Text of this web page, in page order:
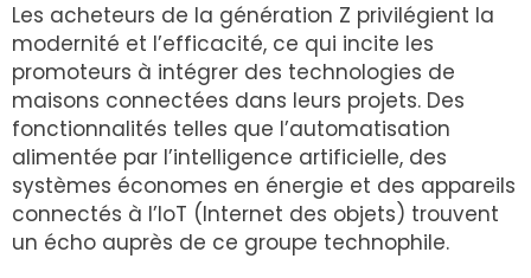
Les acheteurs de la génération Z privilégient la
modernité et l’efficacité, ce qui incite les
promoteurs à intégrer des technologies de
maisons connectées dans leurs projets. Des
fonctionnalités telles que l’automatisation
alimentée par l’intelligence artificielle, des
systèmes économes en énergie et des appareils
connectés à l’IoT (Internet des objets) trouvent
un écho auprès de ce groupe technophile.